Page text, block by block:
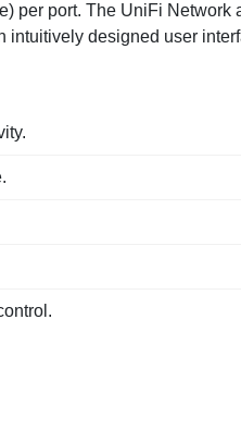
per port. The UniFi
intuitively designed user